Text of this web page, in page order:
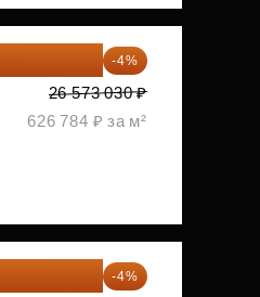
109 ₽ -4%
26 573 030 ₽
626 784 ₽ за м²
778 ₽ -4%